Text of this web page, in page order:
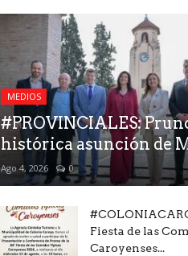
MEDIOS
#PROVINCIALES:
histórica asunción de
Ago 4, 2026 0
Fiesta de las
Caroyenses...